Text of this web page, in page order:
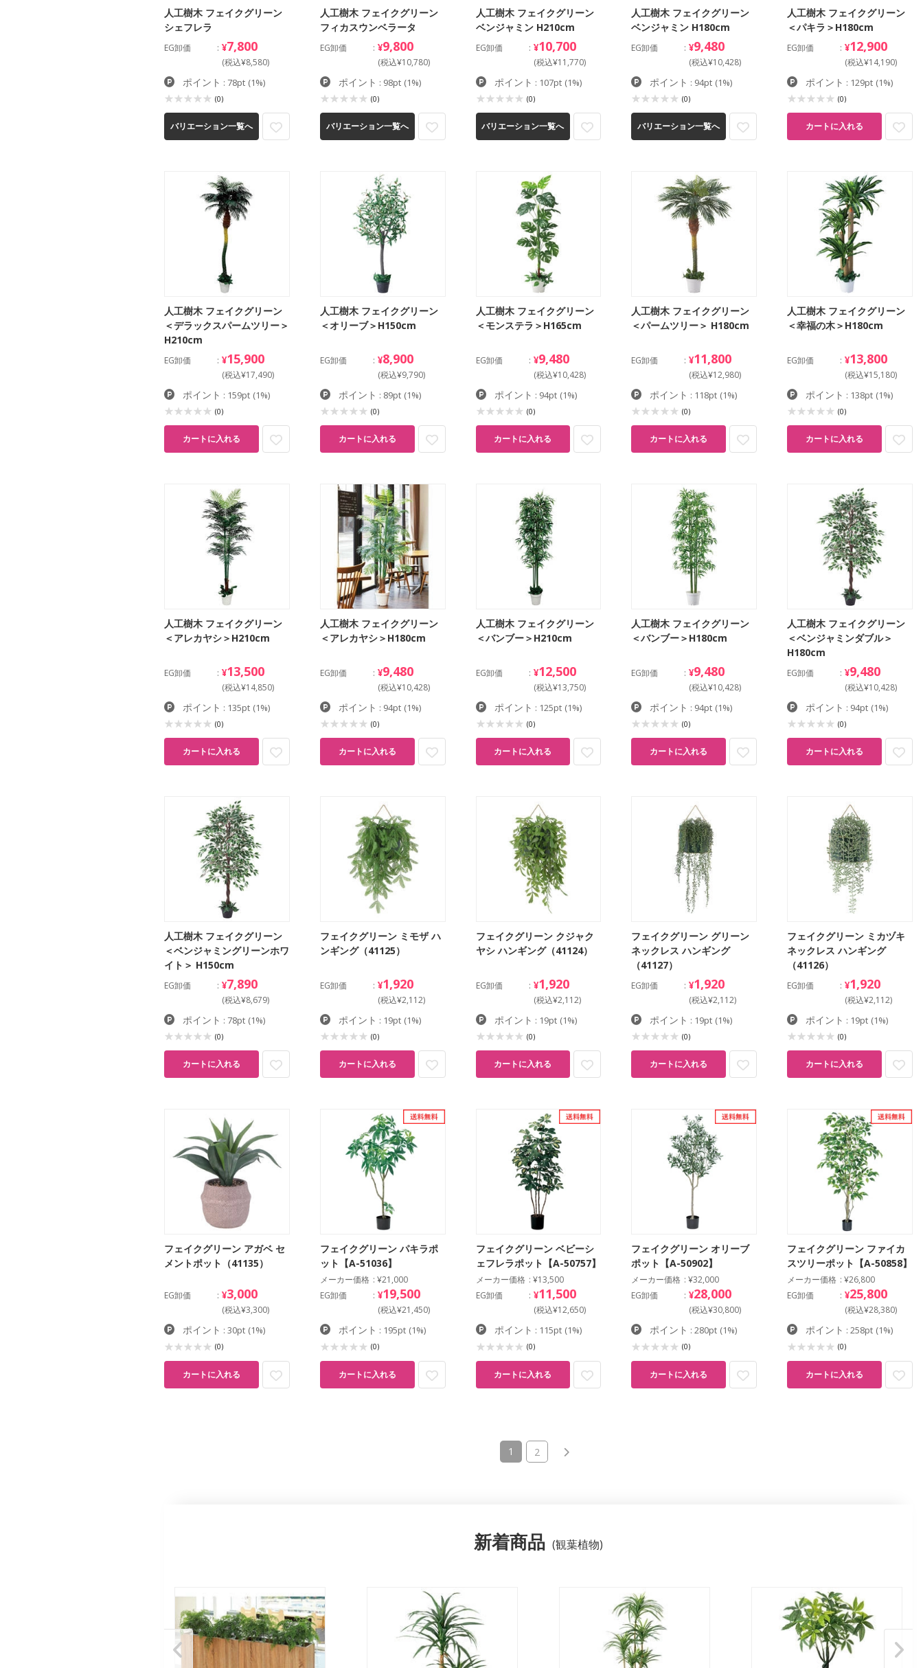
人工樹木 フェイクグリーン
シェフレラ
EG卸価 ¥7,800
(税込¥8,580)
ポイント : 78pt (1%)
(0)
バリエーション一覧へ
人工樹木 フェイクグリーン
フィカスウンベラータ
EG卸価 ¥9,800
(税込¥10,780)
ポイント : 98pt (1%)
(0)
バリエーション一覧へ
人工樹木 フェイクグリーン
ベンジャミン H210cm
EG卸価 ¥10,700
(税込¥11,770)
ポイント : 107pt (1%)
(0)
バリエーション一覧へ
人工樹木 フェイクグリーン
ベンジャミン H180cm
EG卸価 ¥9,480
(税込¥10,428)
ポイント : 94pt (1%)
(0)
バリエーション一覧へ
人工樹木 フェイクグリーン
＜パキラ＞H180cm
EG卸価 ¥12,900
(税込¥14,190)
ポイント : 129pt (1%)
(0)
カートに入れる
人工樹木 フェイクグリーン
＜デラックスパームツリー＞
H210cm
EG卸価 ¥15,900
(税込¥17,490)
ポイント : 159pt (1%)
(0)
カートに入れる
人工樹木 フェイクグリーン
＜オリーブ＞H150cm
EG卸価 ¥8,900
(税込¥9,790)
ポイント : 89pt (1%)
(0)
カートに入れる
人工樹木 フェイクグリーン
＜モンステラ＞H165cm
EG卸価 ¥9,480
(税込¥10,428)
ポイント : 94pt (1%)
(0)
カートに入れる
人工樹木 フェイクグリーン
＜パームツリー＞ H180cm
EG卸価 ¥11,800
(税込¥12,980)
ポイント : 118pt (1%)
(0)
カートに入れる
人工樹木 フェイクグリーン
＜幸福の木＞H180cm
EG卸価 ¥13,800
(税込¥15,180)
ポイント : 138pt (1%)
(0)
カートに入れる
人工樹木 フェイクグリーン
＜アレカヤシ＞H210cm
EG卸価 ¥13,500
(税込¥14,850)
ポイント : 135pt (1%)
(0)
カートに入れる
人工樹木 フェイクグリーン
＜アレカヤシ＞H180cm
EG卸価 ¥9,480
(税込¥10,428)
ポイント : 94pt (1%)
(0)
カートに入れる
人工樹木 フェイクグリーン
＜バンブー＞H210cm
EG卸価 ¥12,500
(税込¥13,750)
ポイント : 125pt (1%)
(0)
カートに入れる
人工樹木 フェイクグリーン
＜バンブー＞H180cm
EG卸価 ¥9,480
(税込¥10,428)
ポイント : 94pt (1%)
(0)
カートに入れる
人工樹木 フェイクグリーン
＜ベンジャミンダブル＞
H180cm
EG卸価 ¥9,480
(税込¥10,428)
ポイント : 94pt (1%)
(0)
カートに入れる
人工樹木 フェイクグリーン
＜ベンジャミングリーンホワ
イト＞ H150cm
EG卸価 ¥7,890
(税込¥8,679)
ポイント : 78pt (1%)
(0)
カートに入れる
フェイクグリーン ミモザ ハ
ンギング（41125）
EG卸価 ¥1,920
(税込¥2,112)
ポイント : 19pt (1%)
(0)
カートに入れる
フェイクグリーン クジャク
ヤシ ハンギング（41124）
EG卸価 ¥1,920
(税込¥2,112)
ポイント : 19pt (1%)
(0)
カートに入れる
フェイクグリーン グリーン
ネックレス ハンギング
（41127）
EG卸価 ¥1,920
(税込¥2,112)
ポイント : 19pt (1%)
(0)
カートに入れる
フェイクグリーン ミカヅキ
ネックレス ハンギング
（41126）
EG卸価 ¥1,920
(税込¥2,112)
ポイント : 19pt (1%)
(0)
カートに入れる
フェイクグリーン アガベ セ
メントポット（41135）
EG卸価 ¥3,000
(税込¥3,300)
ポイント : 30pt (1%)
(0)
カートに入れる
フェイクグリーン パキラポ
ット【A-51036】
メーカー価格
¥21,000
EG卸価
¥19,500
(税込¥21,450)
ポイント : 195pt (1%)
(0)
カートに入れる
フェイクグリーン ベビーシ
ェフレラポット【A-50757】
メーカー価格
¥13,500
EG卸価
¥11,500
(税込¥12,650)
ポイント : 115pt (1%)
(0)
カートに入れる
フェイクグリーン オリーブ
ポット【A-50902】
メーカー価格
¥32,000
EG卸価
¥28,000
(税込¥30,800)
ポイント : 280pt (1%)
(0)
カートに入れる
フェイクグリーン ファイカ
スツリーポット【A-50858】
メーカー価格
¥26,800
EG卸価
¥25,800
(税込¥28,380)
ポイント : 258pt (1%)
(0)
カートに入れる
1 (current)
2
新着商品 (観葉植物)